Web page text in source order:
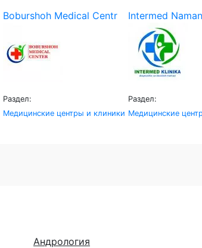
Boburshoh Medical Centr
Раздел:
Медицинские центры и клиники
Intermed
Раздел:
Медицинские
Андрология